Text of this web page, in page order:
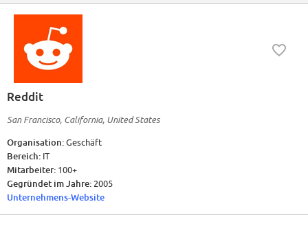
Reddit
San Francisco, California, United States
Organisation:Geschäft
Bereich: IT
Mitarbeiter: 100+
Gegründet im Jahre: 2005
Unternehmens-Website